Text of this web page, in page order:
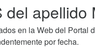
del apellido
en la Web del Portal
por fecha.